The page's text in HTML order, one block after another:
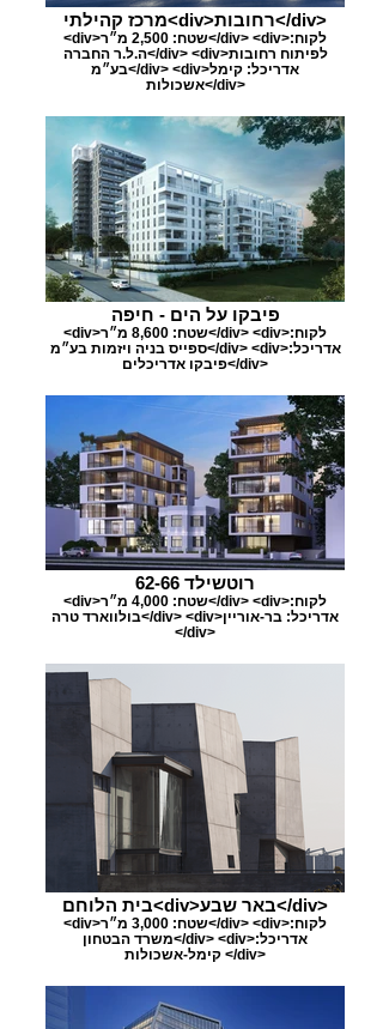
מרכז קהילתי<div>רחובות</div>
<div>שטח: 2,500 מ״ר</div> <div>לקוח:
ה.ל.ר החברה</div> <div>לפיתוח רחובות
בע״מ</div> <div>אדריכל: קימל
אשכולות</div>
פיבקו על הים - חיפה
<div>שטח: 8,600 מ״ר</div> <div>לקוח:
ספייס בניה ויזמות בע״מ</div> <div>אדריכל:
פיבקו אדריכלים</div>
רוטשילד 62-66
<div>שטח: 4,000 מ״ר</div> <div>לקוח:
בולווארד טרה</div> <div>אדריכל: בר-אוריין
</div>
בית הלוחם<div>באר שבע</div>
<div>שטח: 3,000 מ״ר</div> <div>לקוח:
משרד הבטחון</div> <div>אדריכל:
קימל-אשכולות </div>